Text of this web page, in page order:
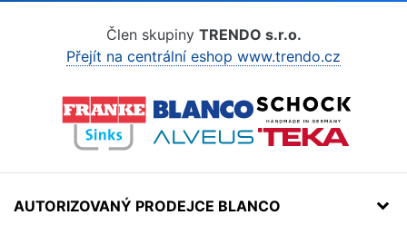
Člen skupiny TRENDO s.r.o.
Přejít na centrální eshop www.trendo.cz
AUTORIZOVANÝ PRODEJCE BLANCO